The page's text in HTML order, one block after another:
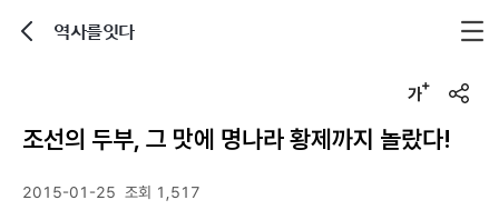
역사를잇다
u
조선의 두부, 그 맛에 명나라 황제까지 놀랐다!
2015-01-25 조회 1,517